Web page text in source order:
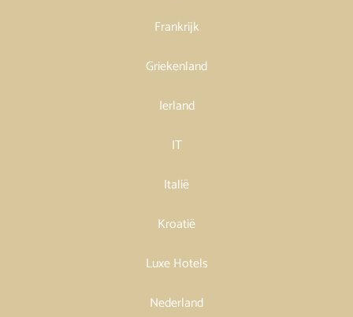
Frankrijk
Griekenland
Ierland
IT
Italië
Kroatië
Luxe Hotels
Nederland